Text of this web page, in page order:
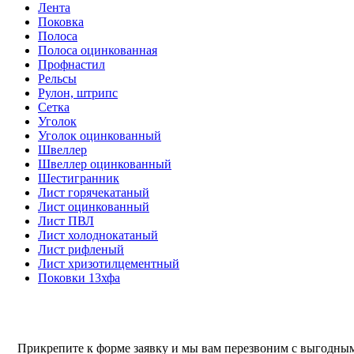
Лента
Поковка
Полоса
Полоса оцинкованная
Профнастил
Рельсы
Рулон, штрипс
Сетка
Уголок
Уголок оцинкованный
Швеллер
Швеллер оцинкованный
Шестигранник
Лист горячекатаный
Лист оцинкованный
Лист ПВЛ
Лист холоднокатаный
Лист рифленый
Лист хризотилцементный
Поковки 13хфа
Прикрепите к форме заявку и мы вам перезвоним с